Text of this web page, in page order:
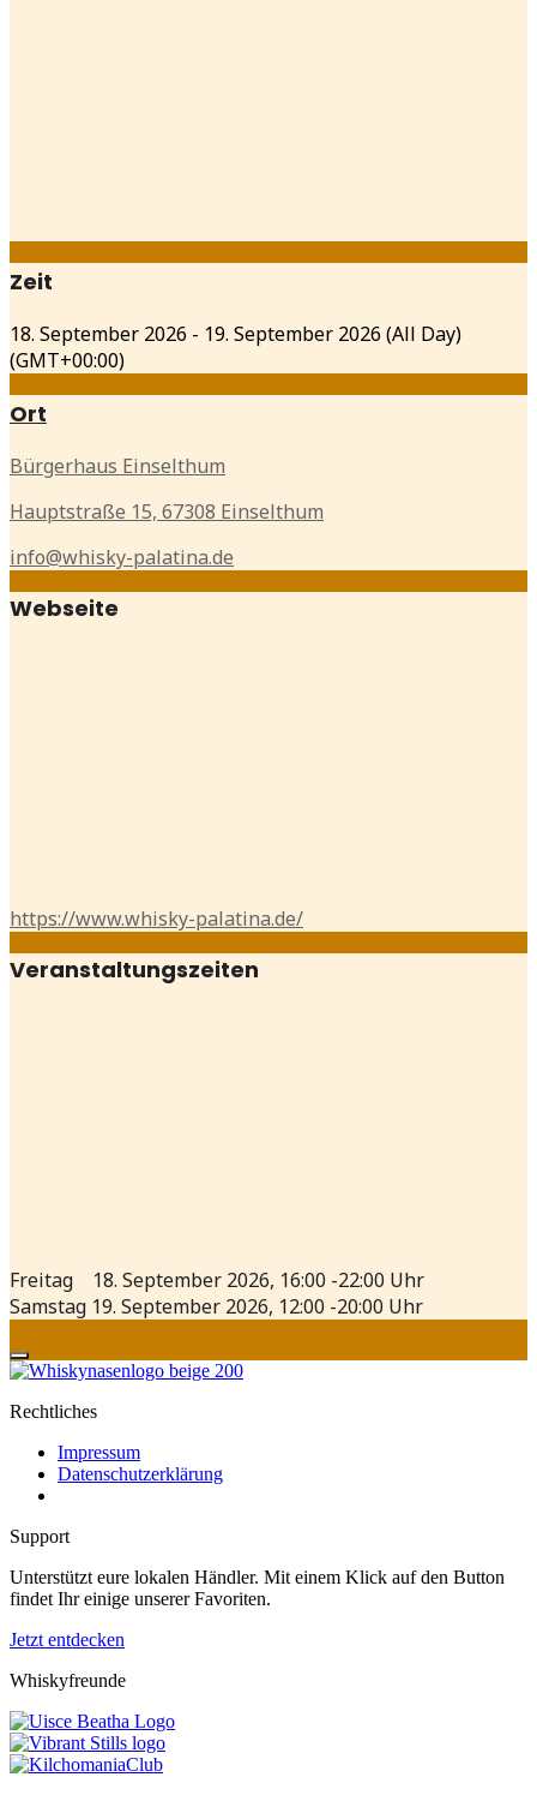
Zeit
18. September 2026 - 19. September 2026 (All Day)
(GMT+00:00)
Ort
Bürgerhaus Einselthum
Hauptstraße 15, 67308 Einselthum
info@whisky-palatina.de
Webseite
https://www.whisky-palatina.de/
Veranstaltungszeiten
Freitag 18. September 2026, 16:00 -22:00 Uhr
Samstag 19. September 2026, 12:00 -20:00 Uhr
Rechtliches
Impressum
Datenschutzerklärung
Support
Unterstützt eure lokalen Händler. Mit einem Klick auf den Button
findet Ihr einige unserer Favoriten.
Jetzt entdecken
Whiskyfreunde